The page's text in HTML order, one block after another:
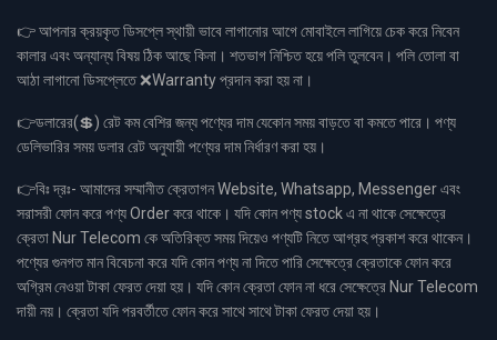
👉 আপনার ক্রয়কৃত ডিসপ্লে স্থায়ী ভাবে লাগানোর আগে মোবাইলে লাগিয়ে চেক করে নিবেন
কালার এবং অন্যান্য বিষয় ঠিক আছে কিনা। শতভাগ নিশ্চিত হয়ে পলি তুলবেন। পলি তোলা বা
আঠা লাগানো ডিসপ্লেতে ❌Warranty প্রদান করা হয় না।
👉ডলারের(💲) রেট কম বেশির জন্য পণ্যের দাম যেকোন সময় বাড়তে বা কমতে পারে। পণ্য
ডেলিভারির সময় ডলার রেট অনুযায়ী পণ্যের দাম নির্ধারণ করা হয়।
👉বিঃ দ্রঃ- আমাদের সম্মানীত ক্রেতাগন Website, Whatsapp, Messenger এবং
সরাসরী ফোন করে পণ্য Order করে থাকে। যদি কোন পণ্য stock এ না থাকে সেক্ষেত্রে
ক্রেতা Nur Telecom কে অতিরিক্ত সময় দিয়েও পণ্যটি নিতে আগ্রহ প্রকাশ করে থাকেন।
পণ্যের গুনগত মান বিবেচনা করে যদি কোন পণ্য না দিতে পারি সেক্ষেত্রে ক্রেতাকে ফোন করে
অগ্রিম নেওয়া টাকা ফেরত দেয়া হয়। যদি কোন ক্রেতা ফোন না ধরে সেক্ষেত্রে Nur Telecom
দায়ী নয়। ক্রেতা যদি পরবর্তীতে ফোন করে সাথে সাথে টাকা ফেরত দেয়া হয়।